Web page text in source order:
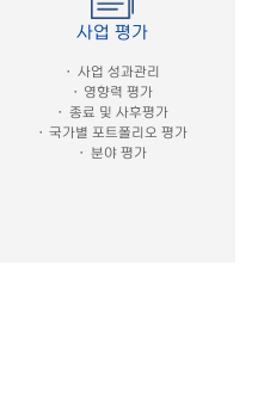
사업 평가
사업 성과관리
영향력 평가
종료 및 사후평가
국가별 포트폴리오 평가
분야 평가